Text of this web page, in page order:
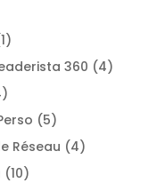
360 (4)
(5)
Réseau (4)
(10)